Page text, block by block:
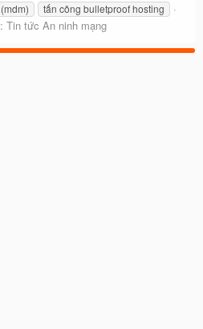
tấn công bulletproof hosting
Tin tức An ninh mạng